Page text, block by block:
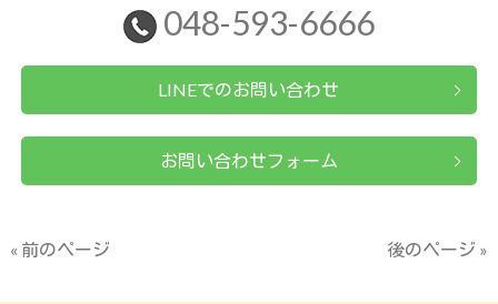
048-593-6666
LINEでのお問い合わせ
お問い合わせフォーム
« 前のページ 後のページ »